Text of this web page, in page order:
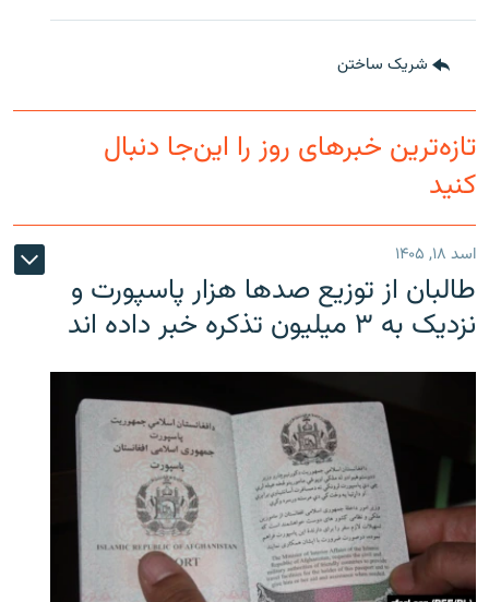
به ما بپیوندید
همۀ سایت‌های رادیو آزادی/ رادیو اروپای آزاد
شریک ساختن
تازه‌ترین خبرهای روز را این‌جا دنبال
کنید
اسد ۱۸, ۱۴۰۵
طالبان از توزیع صدها هزار پاسپورت و
نزدیک به ۳ میلیون تذکره خبر داده اند